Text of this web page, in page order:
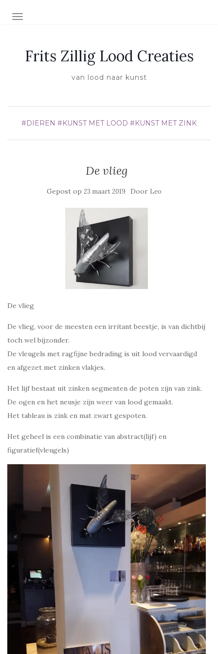
SCHAKEL NAVIGATIE
Frits Zillig Lood Creaties
van lood naar kunst
#DIEREN #KUNST MET LOOD #KUNST MET ZINK
De vlieg
Gepost op 23 maart 2019 Door Leo
De vlieg
De vlieg, voor de meesten een irritant beestje, is van dichtbij
toch wel bijzonder.
De vleugels met ragfijne bedrading is uit lood vervaardigd
en afgezet met zinken vlakjes.
Het lijf bestaat uit zinken segmenten de poten zijn van zink.
De ogen en het neusje zijn weer van lood gemaakt.
Het tableau is zink en mat zwart gespoten.
Het geheel is een combinatie van abstract(lijf) en
figuratief(vleugels)